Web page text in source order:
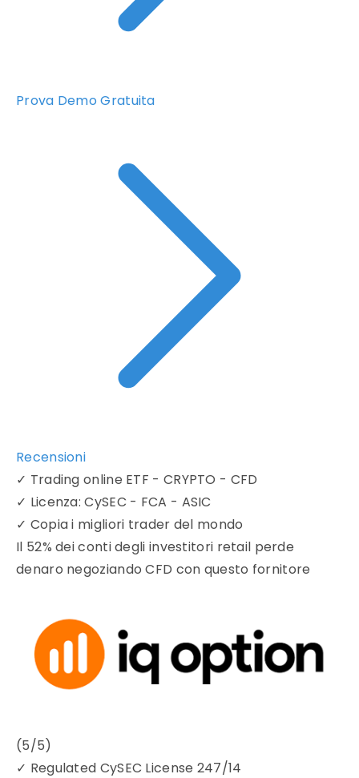
Prova Demo Gratuita
Recensioni
✓ Trading online ETF - CRYPTO - CFD
✓ Licenza: CySEC - FCA - ASIC
✓ Copia i migliori trader del mondo
Il 52% dei conti degli investitori retail perde
denaro negoziando CFD con questo fornitore
(5/5)
✓ Regulated CySEC License 247/14